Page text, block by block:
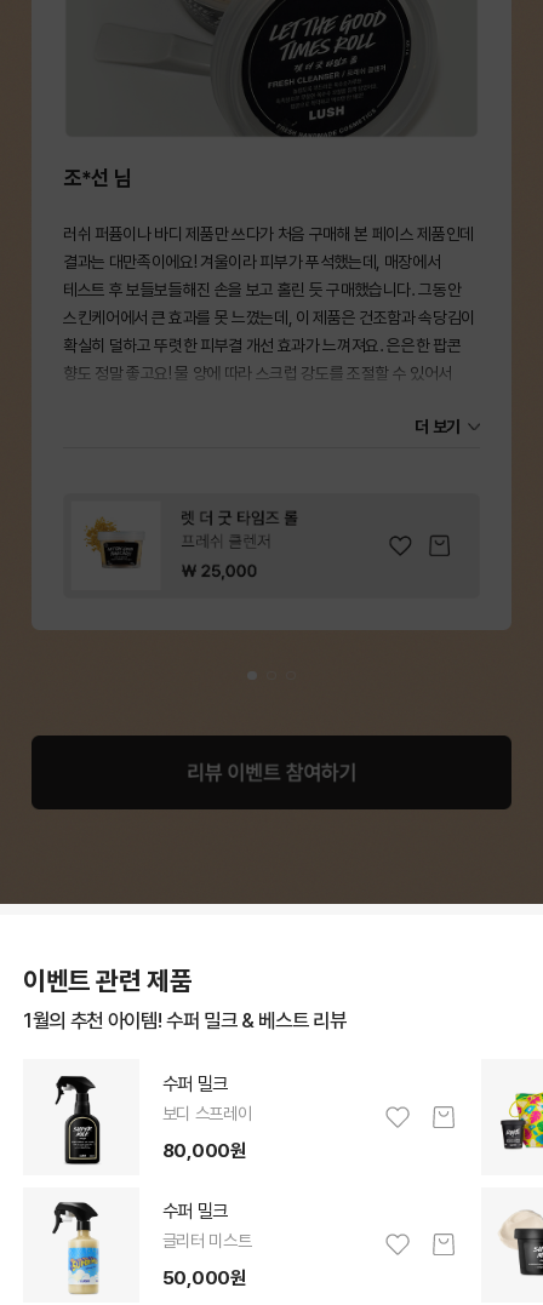
조*선 님
러쉬 퍼퓸이나 바디 제품만 쓰다가 처음 구매해 본 페이스 제품인데
결과는 대만족이에요! 겨울이라 피부가 푸석했는데, 매장에서
테스트 후 보들보들해진 손을 보고 홀린 듯 구매했습니다. 그동안
스킨케어에서 큰 효과를 못 느꼈는데, 이 제품은 건조함과 속당김이
확실히 덜하고 뚜렷한 피부결 개선 효과가 느껴져요. 은은한 팝콘
향도 정말 좋고요! 물 양에 따라 스크럽 강도를 조절할 수 있어서
세안하며 하루를 다짐하는 게 루틴이 됐고, 향기로운 세안 덕분에 더
있다면 겨울철 '렛 더 굿 타임즈 롤' 꼭 추천드려요!
더 보기
이벤트 관련 제품
1월의 추천 아이템! 수퍼 밀크 & 베스트 리뷰
수퍼 밀크
보디 스프레이
80,000원
수퍼 밀크
글리터 미스트
50,000원